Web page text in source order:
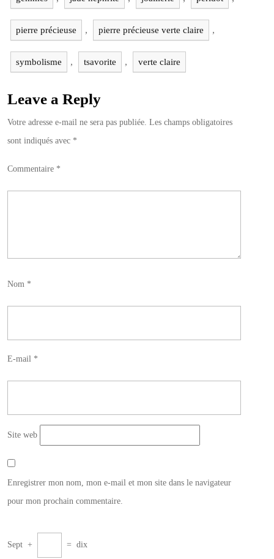
pierre précieuse , pierre précieuse verte claire ,
symbolisme , tsavorite , verte claire
Leave a Reply
Votre adresse e-mail ne sera pas publiée. Les champs obligatoires
sont indiqués avec *
Commentaire *
Nom *
E-mail *
Site web
Enregistrer mon nom, mon e-mail et mon site dans le navigateur
pour mon prochain commentaire.
Sept + = dix